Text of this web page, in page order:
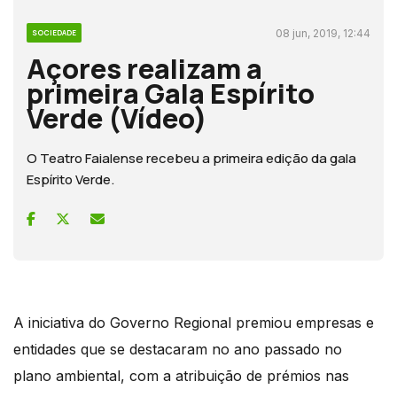
SOCIEDADE 08 jun, 2019, 12:44
Açores realizam a
primeira Gala Espírito
Verde (Vídeo)
O Teatro Faialense recebeu a primeira edição da gala
Espírito Verde.
A iniciativa do Governo Regional premiou empresas e
entidades que se destacaram no ano passado no
plano ambiental, com a atribuição de prémios nas